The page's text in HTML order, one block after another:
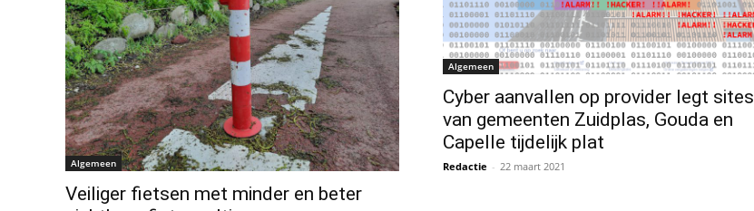
Algemeen
Veiliger fietsen met minder en beter
Algemeen
Cyber aanvallen op provider legt sites
van gemeenten Zuidplas, Gouda en
Capelle tijdelijk plat
Redactie - 22 maart 2021